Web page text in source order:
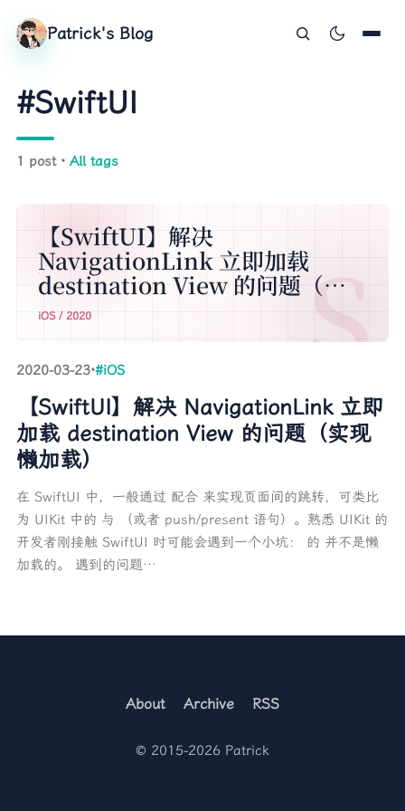
Patrick's Blog
#SwiftUI
1 post · All tags
【SwiftUI】解决
NavigationLink 立即加载
destination View 的问题（实
现懒加载）
iOS / 2020
2020-03-23·#iOS
【SwiftUI】解决 NavigationLink 立即
加载 destination View 的问题（实现
懒加载）
在 SwiftUI 中，一般通过 配合 来实现页面间的跳转，可类比
为 UIKit 中的 与 （或者 push/present 语句）。熟悉 UIKit 的
开发者刚接触 SwiftUI 时可能会遇到一个小坑： 的 并不是懒
加载的。 遇到的问题…
About Archive RSS
© 2015-2026 Patrick